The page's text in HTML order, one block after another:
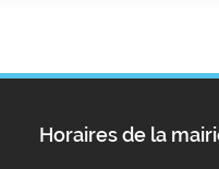
Horaires de la